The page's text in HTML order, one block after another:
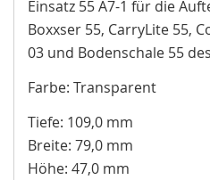
Einsatz 55 A7-1 für die
Boxxser 55, CarryLite 55,
03 und Bodenschale 55
Farbe: Transparent
Tiefe: 109,0 mm
Breite: 79,0 mm
Höhe: 47,0 mm